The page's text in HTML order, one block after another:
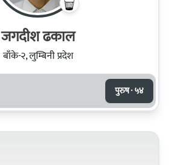
जगदीश ढकाल
बाँके-२, लुम्बिनी प्रदेश
पुरुष · ५४